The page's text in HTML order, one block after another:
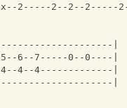
2-----2--2--2-----
|
6--7-----0--0----|
4--4--4-------------|
|